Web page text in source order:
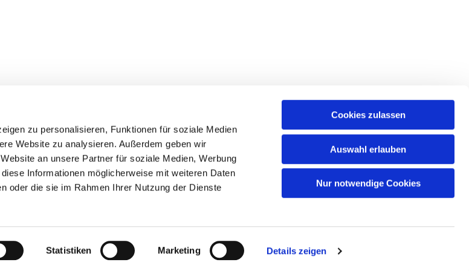
zu personalisieren, Funktionen für soziale Medien
Website zu analysieren. Außerdem geben wir
an unsere Partner für soziale Medien, Werbung
Informationen möglicherweise mit weiteren Daten
oder die sie im Rahmen Ihrer Nutzung der Dienste
Statistiken Marketing Details zeigen
Cookies zulassen
Auswahl erlauben
Nur notwendige Cookies